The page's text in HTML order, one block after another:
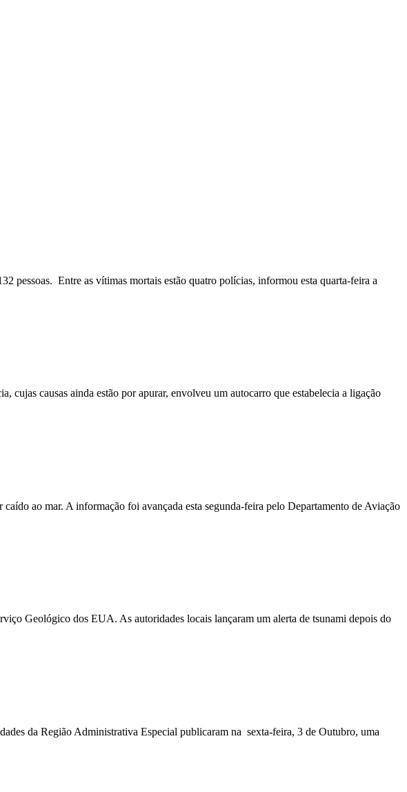
pessoas. Entre as vítimas mortais estão quatro polícias, informou esta quarta-feira a
cujas causas ainda estão por apurar, envolveu um autocarro que estabelecia a ligação
ao mar. A informação foi avançada esta segunda-feira pelo Departamento de Aviação
Geológico dos EUA. As autoridades locais lançaram um alerta de tsunami depois do
da Região Administrativa Especial publicaram na sexta-feira, 3 de Outubro, uma